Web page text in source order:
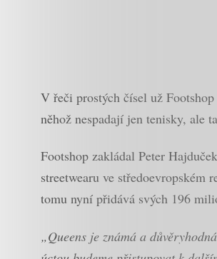
V řeči prostých čísel už
něhož nespadají jen tenisky, ale
Footshop zakládal Peter
streetwearu ve
tomu nyní přidává svých 196
„Queens je známá a